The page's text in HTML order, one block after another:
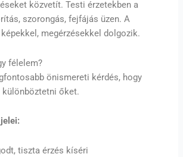
közvetít. Testi érzetekben a
szorongás, fejfájás üzen. A
képekkel, megérzésekkel dolgozik.
félelem?
önismereti kérdés, hogy
különböztetni őket.
tiszta érzés kíséri